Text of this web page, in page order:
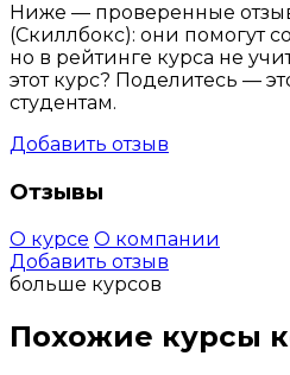
Ниже — проверенные
(Скиллбокс): они помогут
но в рейтинге курса не
этот курс? Поделитесь —
студентам.
Добавить отзыв
Отзывы
О курсе О компании
Добавить отзыв
больше курсов
Похожие курсы